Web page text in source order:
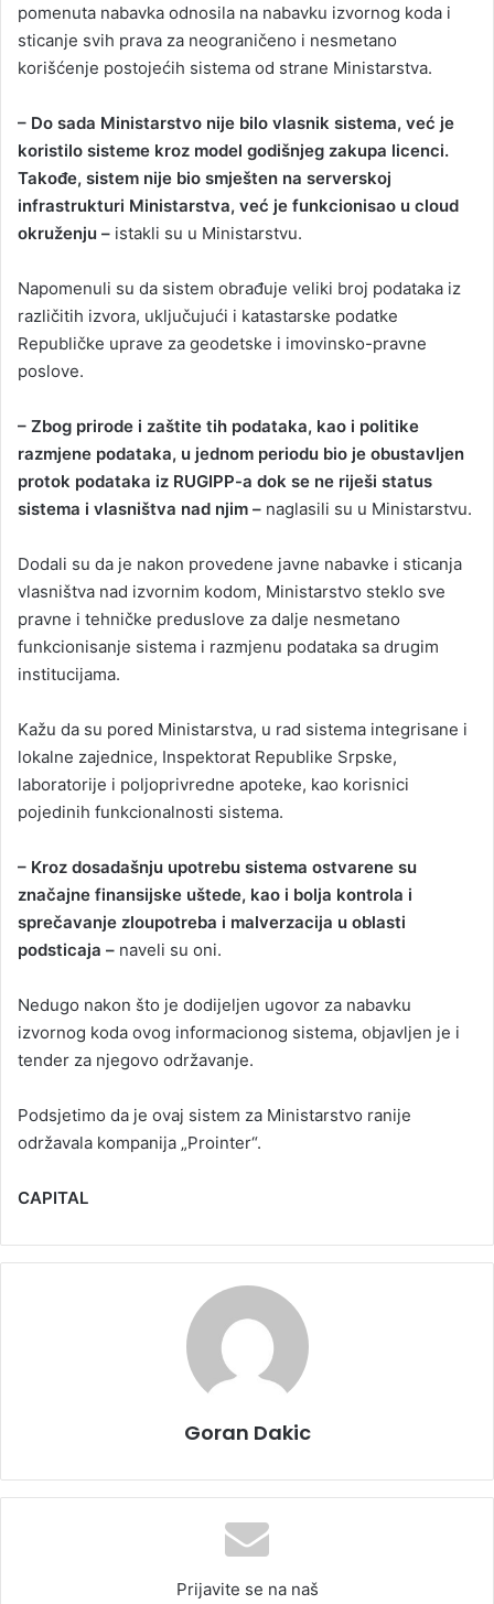
pomenuta nabavka odnosila na nabavku izvornog koda i
sticanje svih prava za neograničeno i nesmetano
korišćenje postojećih sistema od strane Ministarstva.
– Do sada Ministarstvo nije bilo vlasnik sistema, već je
koristilo sisteme kroz model godišnjeg zakupa licenci.
Takođe, sistem nije bio smješten na serverskoj
infrastrukturi Ministarstva, već je funkcionisao u cloud
okruženju – istakli su u Ministarstvu.
Napomenuli su da sistem obrađuje veliki broj podataka iz
različitih izvora, uključujući i katastarske podatke
Republičke uprave za geodetske i imovinsko-pravne
poslove.
– Zbog prirode i zaštite tih podataka, kao i politike
razmjene podataka, u jednom periodu bio je obustavljen
protok podataka iz RUGIPP-a dok se ne riješi status
sistema i vlasništva nad njim – naglasili su u Ministarstvu.
Dodali su da je nakon provedene javne nabavke i sticanja
vlasništva nad izvornim kodom, Ministarstvo steklo sve
pravne i tehničke preduslove za dalje nesmetano
funkcionisanje sistema i razmjenu podataka sa drugim
institucijama.
Kažu da su pored Ministarstva, u rad sistema integrisane i
lokalne zajednice, Inspektorat Republike Srpske,
laboratorije i poljoprivredne apoteke, kao korisnici
pojedinih funkcionalnosti sistema.
– Kroz dosadašnju upotrebu sistema ostvarene su
značajne finansijske uštede, kao i bolja kontrola i
sprečavanje zloupotreba i malverzacija u oblasti
podsticaja – naveli su oni.
Nedugo nakon što je dodijeljen ugovor za nabavku
izvornog koda ovog informacionog sistema, objavljen je i
tender za njegovo održavanje.
Podsjetimo da je ovaj sistem za Ministarstvo ranije
održavala kompanija „Prointer“.
CAPITAL
Goran Dakic
Prijavite se na naš